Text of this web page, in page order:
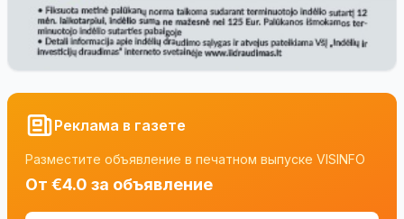
Реклама в газете
Разместите объявление в печатном выпуске VISINFO
От €4.0 за объявление